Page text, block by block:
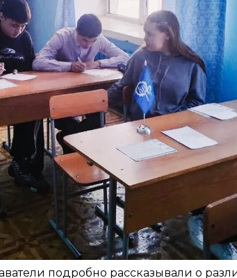
подробно рассказывали о